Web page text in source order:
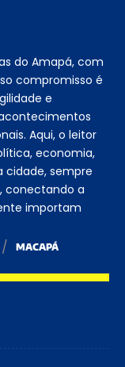
do Amapá, com
compromisso é
e
Aqui, o leitor
economia,
cidade, sempre
conectando a
importam
MACAPÁ